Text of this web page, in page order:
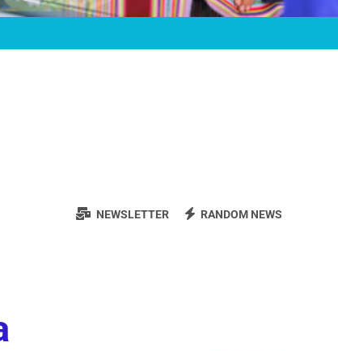
NEWSLETTER RANDOM NEWS